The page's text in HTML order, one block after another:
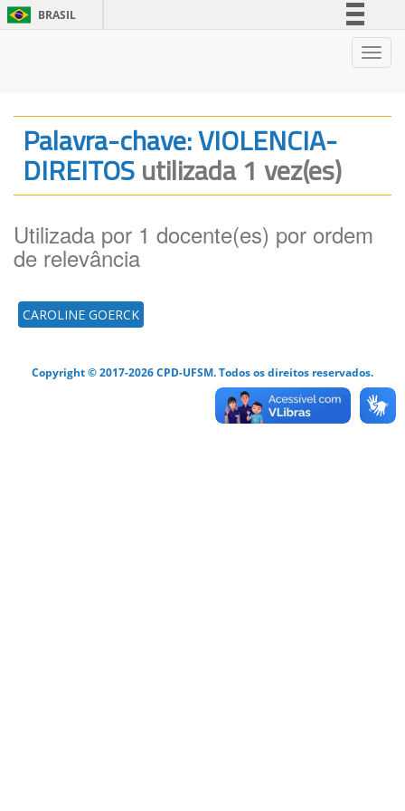
BRASIL
Legislação
Canais
Palavra-chave: VIOLENCIA-
DIREITOSutilizada 1 vez(es)
Utilizada por 1 docente(es) por ordem
de relevância
CAROLINE GOERCK
Copyright © 2017-2026 CPD-UFSM. Todos os direitos reservados.